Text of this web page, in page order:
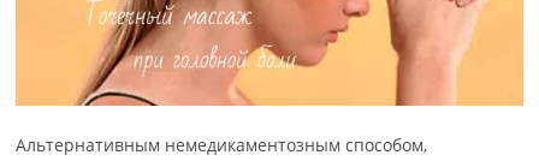
Альтернативным немедикаментозным способом,